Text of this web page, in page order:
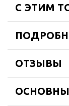
C ЭТИМ
ОТЗЫВЫ